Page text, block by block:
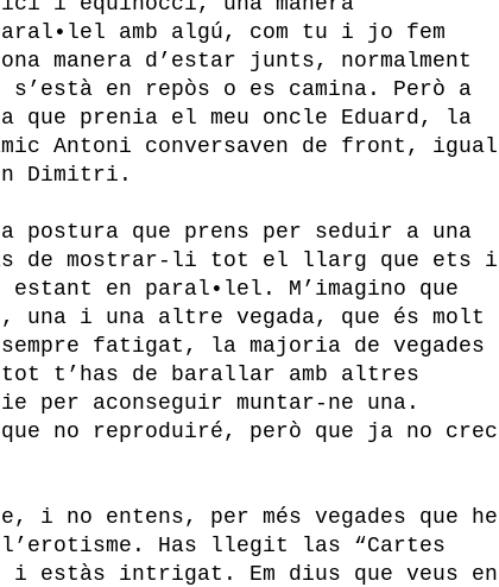
amb algú, com tu i jo fem
manera d’estar junts, normalment
en repòs o es camina. Però a
que prenia el meu oncle Eduard, la
Antoni conversaven de front, igual
Dimitri.
postura que prens per seduir a una
de mostrar-li tot el llarg que ets i
estant en paral•lel. M’imagino que
una i una altre vegada, que és molt
fatigat, la majoria de vegades
t’has de barallar amb altres
per aconseguir muntar-ne una.
que no reproduiré, però que ja no crec
i no entens, per més vegades que he
Has llegit las “Cartes
i estàs intrigat. Em dius que veus en